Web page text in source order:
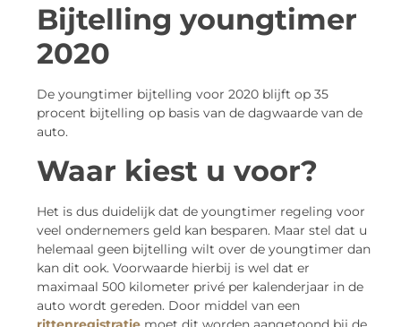
Bijtelling youngtimer
2020
De youngtimer bijtelling voor 2020 blijft op 35
procent bijtelling op basis van de dagwaarde van de
auto.
Waar kiest u voor?
Het is dus duidelijk dat de youngtimer regeling voor
veel ondernemers geld kan besparen. Maar stel dat u
helemaal geen bijtelling wilt over de youngtimer dan
kan dit ook. Voorwaarde hierbij is wel dat er
maximaal 500 kilometer privé per kalenderjaar in de
auto wordt gereden. Door middel van een